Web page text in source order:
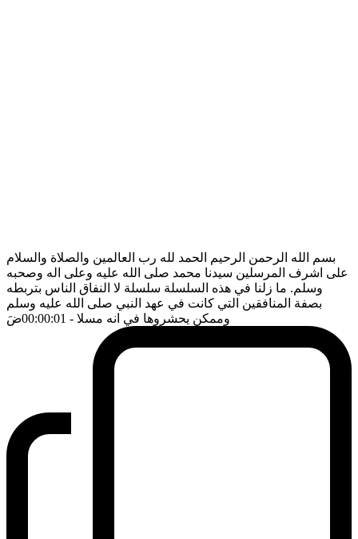
بسم الله الرحمن الرحيم الحمد لله رب العالمين والصلاة والسلام
على اشرف المرسلين سيدنا محمد صلى الله عليه وعلى اله وصحبه
وسلم. ما زلنا في هذه السلسلة سلسلة لا النفاق الناس بتربطه
بصفة المنافقين التي كانت في عهد النبي صلى الله عليه وسلم
وممكن يحشروها في انه مسلا - 00:00:01 ضَ